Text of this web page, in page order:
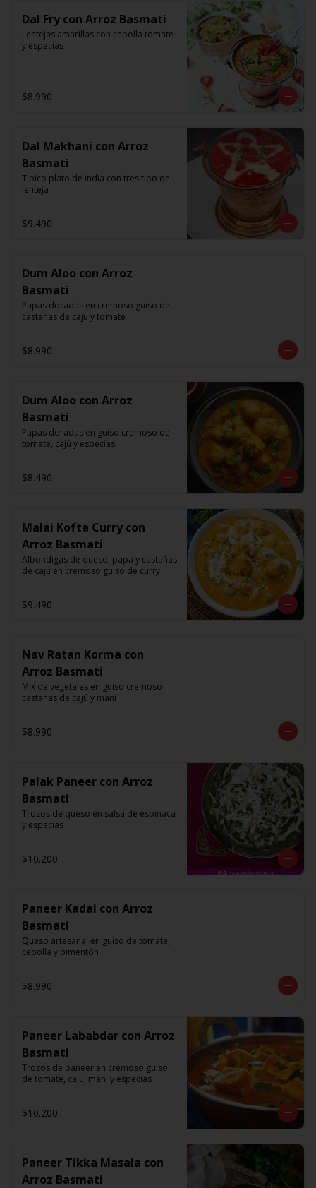
Dal Fry con Arroz Basmati
Lentejas amarillas con cebolla tomate
y especias
$8.990
Dal Makhani con Arroz
Basmati
Tipico plato de india con tres tipo de
lenteja
$9.490
Dum Aloo con Arroz
Basmati
Papas doradas en cremoso guiso de
castanas de caju y tomate
$8.990
Dum Aloo con Arroz
Basmati
Papas doradas en guiso cremoso de
tomate, cajú y especias
$8.490
Malai Kofta Curry con
Arroz Basmati
Albondigas de queso, papa y castañas
de cajú en cremoso guiso de curry
$9.490
Nav Ratan Korma con
Arroz Basmati
Mix de vegetales en guiso cremoso
castañas de cajú y maní
$8.990
Palak Paneer con Arroz
Basmati
Trozos de queso en salsa de espinaca
y especias
$10.200
Paneer Kadai con Arroz
Basmati
Queso artesanal en guiso de tomate,
cebolla y pimentón
$8.990
Paneer Lababdar con Arroz
Basmati
Trozos de paneer en cremoso guiso
de tomate, caju, mani y especias
$10.200
Paneer Tikka Masala con
Arroz Basmati